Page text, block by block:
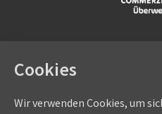
Cookies
Wir verwenden Cookies, um